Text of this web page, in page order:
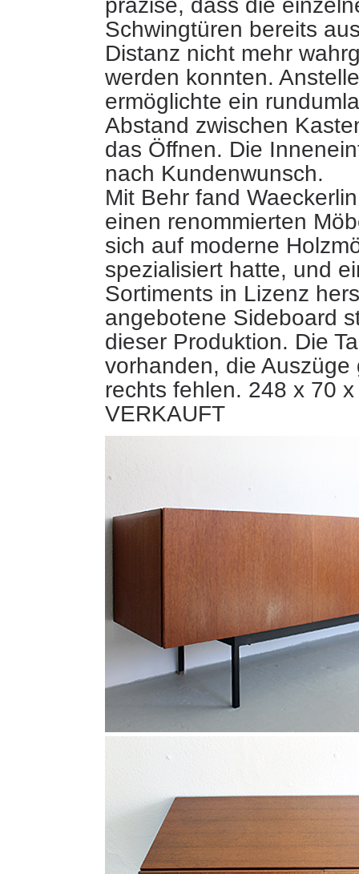
Schwingtüren bereits
Distanz nicht mehr
werden konnten.
ermöglichte ein
Abstand zwischen
das Öffnen. Die
nach Kundenwunsch.
Mit Behr fand
einen renommierten
sich auf moderne
spezialisiert hatte, und
Sortiments in Lizenz
angebotene Sideboard
dieser Produktion. Die
vorhanden, die Auszüge
rechts fehlen. 248 x 70
VERKAUFT